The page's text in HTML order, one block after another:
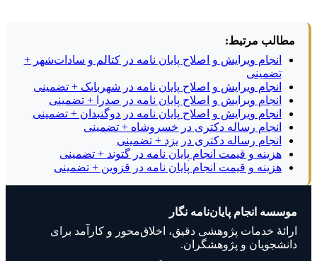
مطالب مرتبط:
انجام ویرایش و اصلاح پایان نامه در کتالم و سادات‌شهر +
تضمینی
انجام ویرایش و اصلاح پایان نامه در شهربابک + تضمینی
انجام ویرایش و اصلاح پایان نامه در صدرا + تضمینی
انجام ویرایش و اصلاح پایان نامه در دوگنبدان + تضمینی
انجام رساله دکتری در خسروشاه + تضمینی
انجام رساله دکتری در یزد + تضمینی
هزینه و قیمت انجام پایان نامه در گتوند + تضمینی
هزینه و قیمت انجام پایان نامه در قزوین + تضمینی
موسسه انجام پایان‌نامه نگار
ارائهٔ خدمات پژوهشی دقیق، اخلاق‌محور و کارآمد برای
دانشجویان و پژوهشگران.